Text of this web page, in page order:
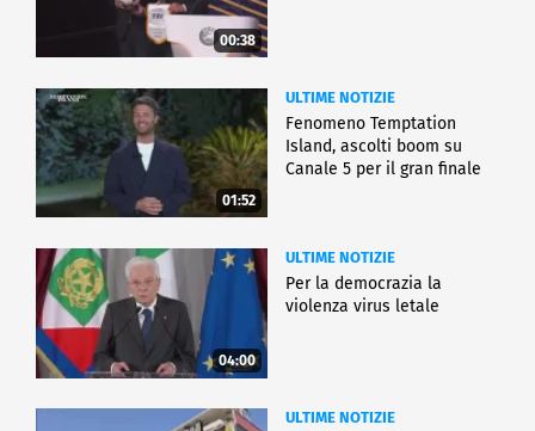
00:38
01:52
ULTIME NOTIZIE
Fenomeno Temptation
Island, ascolti boom su
Canale 5 per il gran finale
04:00
ULTIME NOTIZIE
Per la democrazia la
violenza virus letale
ULTIME NOTIZIE